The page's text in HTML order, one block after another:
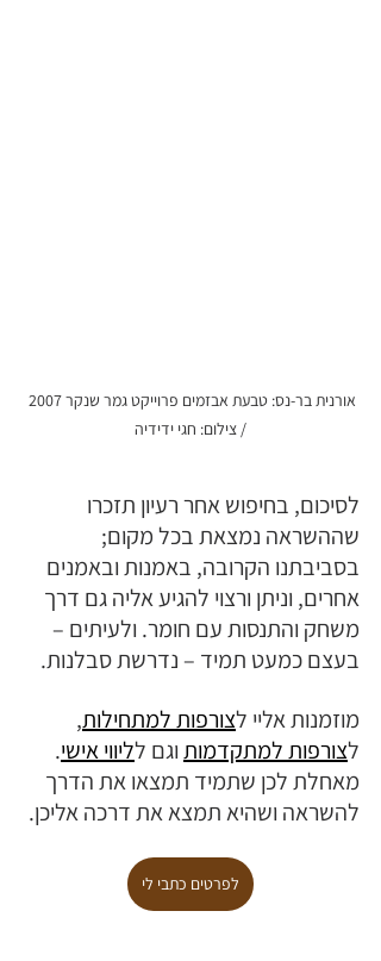
/ צילום: חגי ידידיה
לסיכום, בחיפוש אחר רעיון תזכרו
שההשראה נמצאת בכל מקום;
בסביבתנו הקרובה, באמנות ובאמנים
אחרים, וניתן ורצוי להגיע אליה גם דרך
משחק והתנסות עם חומר. ולעיתים –
בעצם כמעט תמיד – נדרשת סבלנות.
מוזמנות אליי לצורפות למתחילות,
לצורפות למתקדמות וגם לליווי אישי.
מאחלת לכן שתמיד תמצאו את הדרך
להשראה ושהיא תמצא את דרכה אליכן.
לפרטים כתבי לי